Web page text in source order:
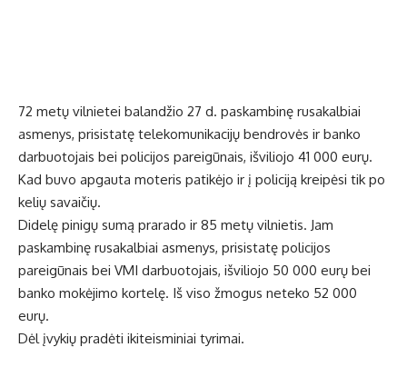
72 metų vilnietei balandžio 27 d. paskambinę rusakalbiai
asmenys, prisistatę telekomunikacijų bendrovės ir banko
darbuotojais bei policijos pareigūnais, išviliojo 41 000 eurų.
Kad buvo apgauta moteris patikėjo ir į policiją kreipėsi tik po
kelių savaičių.
Didelę pinigų sumą prarado ir 85 metų vilnietis. Jam
paskambinę rusakalbiai asmenys, prisistatę policijos
pareigūnais bei VMI darbuotojais, išviliojo 50 000 eurų bei
banko mokėjimo kortelę. Iš viso žmogus neteko 52 000
eurų.
Dėl įvykių pradėti ikiteisminiai tyrimai.